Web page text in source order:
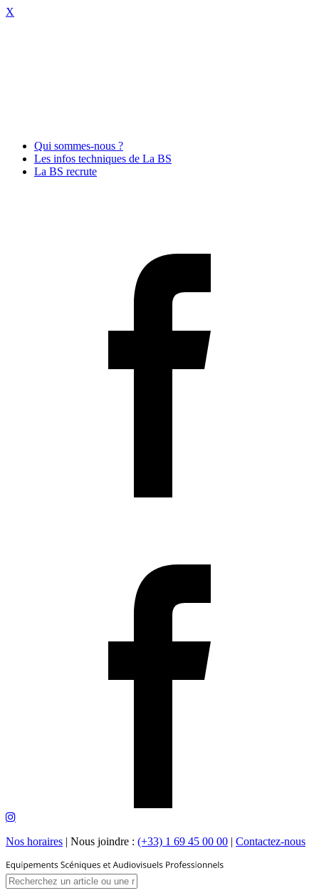
X
Qui sommes-nous ?
Les infos techniques de La BS
La BS recrute
Nos horaires | Nous joindre : (+33) 1 69 45 00 00 | Contactez-nous